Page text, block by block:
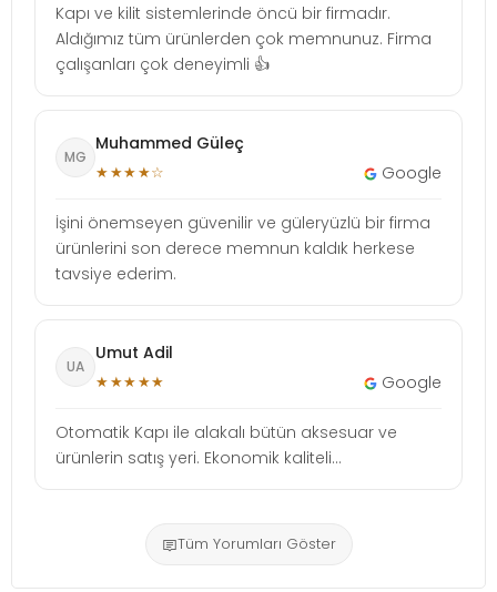
Kapı ve kilit sistemlerinde öncü bir firmadır.
Aldığımız tüm ürünlerden çok memnunuz. Firma
çalışanları çok deneyimli 👍
MG
Muhammed Güleç
★★★★☆ Google
İşini önemseyen güvenilir ve güleryüzlü bir firma
ürünlerini son derece memnun kaldık herkese
tavsiye ederim.
UA
Umut Adil
★★★★★ Google
Otomatik Kapı ile alakalı bütün aksesuar ve
ürünlerin satış yeri. Ekonomik kaliteli...
Tüm Yorumları Göster